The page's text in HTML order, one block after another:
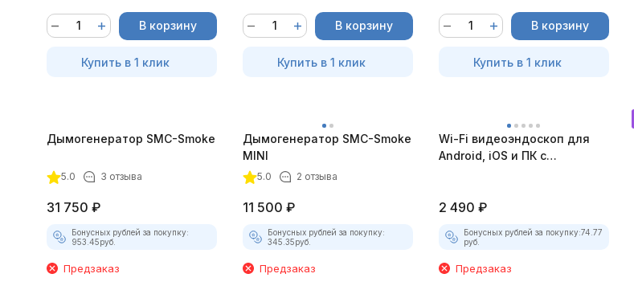
В корзину
Купить в 1 клик
В корзину
Купить в 1 клик
В корзину
Купить в 1 клик
Дымогенератор SMC-Smoke
5.0 3 отзыва
31 750 ₽
Бонусных рублей за покупку:
953.45руб.
Предзаказ
Дымогенератор SMC-Smoke
MINI
5.0 2 отзыва
11 500 ₽
Бонусных рублей за покупку:
345.35руб.
Предзаказ
Wi-Fi видеоэндоскоп для
Android, iOS и ПК с
2 490 ₽
Бонусных рублей за покупку:74.77
руб.
Предзаказ